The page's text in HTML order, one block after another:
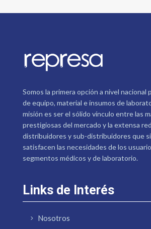
Somos la primera opción a nivel nacional
de equipo, material e insumos de
misión es ser el sólido vínculo entre las
prestigiosas del mercado y la extensa
distribuidores y sub-distribuidores que
satisfacen las necesidades de los
segmentos médicos y de laboratorio.
Links de Interés
Nosotros